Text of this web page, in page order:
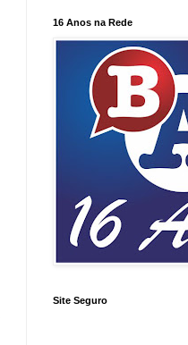
16 Anos na Rede
Site Seguro